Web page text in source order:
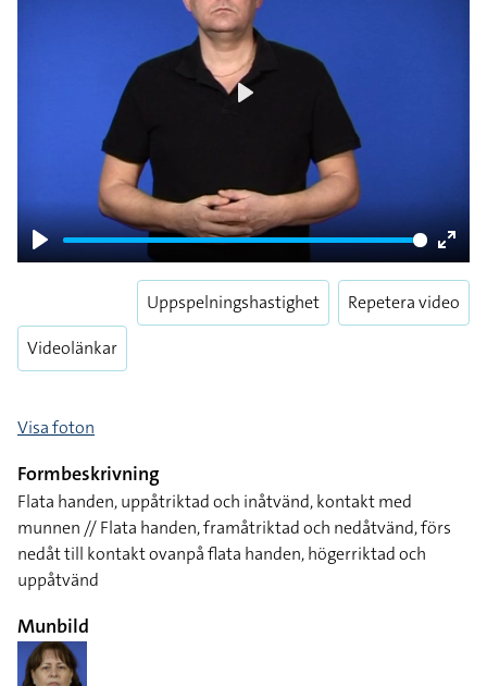
Play
Enter
Videolänkar
Uppspelningshastighet Repetera video
Visa foton
Formbeskrivning
Flata handen, uppåtriktad och inåtvänd, kontakt med
munnen // Flata handen, framåtriktad och nedåtvänd, förs
nedåt till kontakt ovanpå flata handen, högerriktad och
uppåtvänd
Munbild